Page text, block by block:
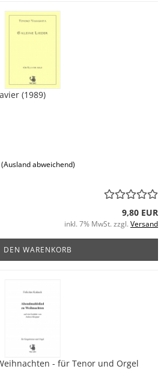
(1989)
(Ausland abweichend)
9,80 EUR
inkl. 7% MwSt. zzgl. Versand
DEN WARENKORB
- für Tenor und Orgel